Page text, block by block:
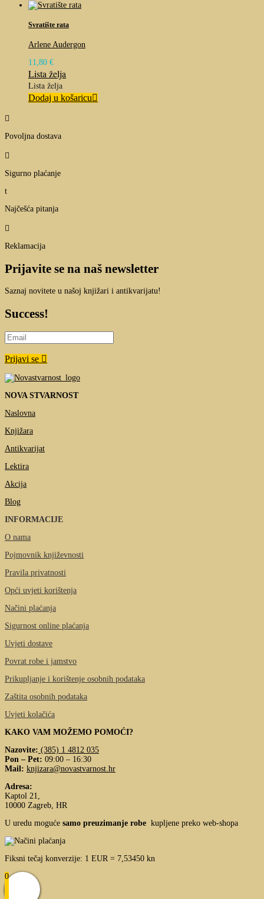
Svratište rata
Arlene Audergon
11,80 €
Lista želja
Lista želja
Dodaj u košaricu

Povoljna dostava

Sigurno plaćanje
t
Najčešća pitanja

Reklamacija
Prijavite se na naš newsletter
Saznaj novitete u našoj knjižari i antikvarijatu!
Success!
Prijavi se
NOVA STVARNOST
Naslovna
Knjižara
Antikvarijat
Lektira
Akcija
Blog
INFORMACIJE
O nama
Pojmovnik književnosti
Pravila privatnosti
Opći uvjeti korištenja
Načini plaćanja
Sigurnost online plaćanja
Uvjeti dostave
Povrat robe i jamstvo
Prikupljanje i korištenje osobnih podataka
Zaštita osobnih podataka
Uvjeti kolačića
KAKO VAM MOŽEMO POMOĆI?
Nazovite: (385) 1 4812 035
Pon – Pet: 09:00 – 16:30
Mail: knjizara@novastvarnost.hr
Adresa:
Kaptol 21,
10000 Zagreb, HR
U uredu moguće samo preuzimanje robe kupljene preko web-shopa
Fiksni tečaj konverzije: 1 EUR = 7,53450 kn
0